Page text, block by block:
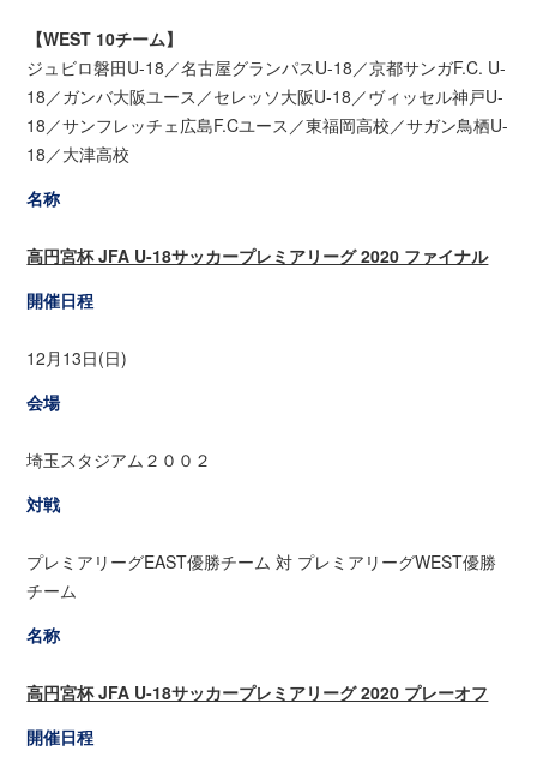
【WEST 10チーム】
ジュビロ磐田U-18／名古屋グランパスU-18／京都サンガF.C. U-
18／ガンバ大阪ユース／セレッソ大阪U-18／ヴィッセル神戸U-
18／サンフレッチェ広島F.Cユース／東福岡高校／サガン鳥栖U-
18／大津高校
名称
高円宮杯 JFA U-18サッカープレミアリーグ 2020 ファイナル
開催日程
12月13日(日)
会場
埼玉スタジアム２００２
対戦
プレミアリーグEAST優勝チーム 対 プレミアリーグWEST優勝
チーム
名称
高円宮杯 JFA U-18サッカープレミアリーグ 2020 プレーオフ
開催日程